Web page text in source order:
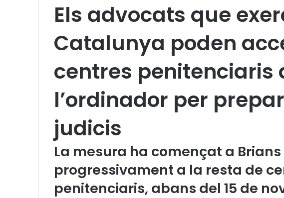
Els advocats que
Catalunya poden
centres penitenciaris
l’ordinador per
judicis
La mesura ha començat a Brians
progressivament a la resta de
penitenciaris, abans del 15 de